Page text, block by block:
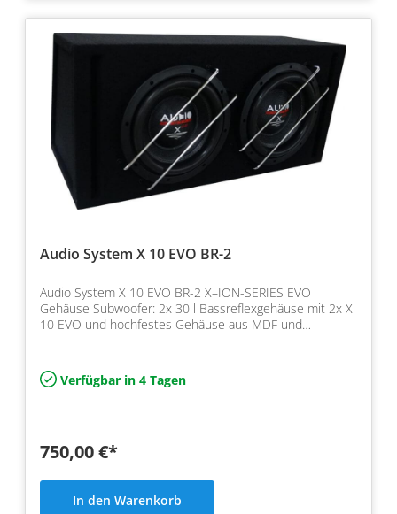
Audio System X 10 EVO BR-2
Audio System X 10 EVO BR-2 X–ION-SERIES EVO
Gehäuse Subwoofer: 2x 30 l Bassreflexgehäuse mit 2x X
10 EVO und hochfestes Gehäuse aus MDF und
Verfügbar in 4 Tagen
750,00 €*
In den Warenkorb